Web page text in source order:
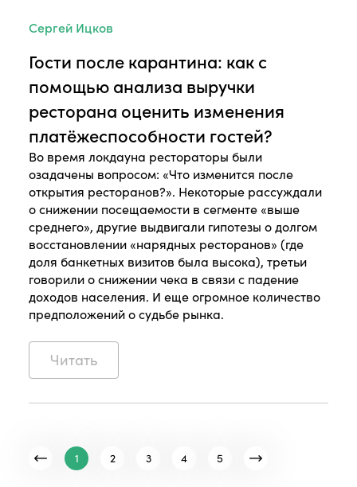
Сергей Ицков
Гости после карантина: как с
помощью анализа выручки
ресторана оценить изменения
платёжеспособности гостей?
Во время локдауна рестораторы были
озадачены вопросом: «Что изменится после
открытия ресторанов?». Некоторые рассуждали
о снижении посещаемости в сегменте «выше
среднего», другие выдвигали гипотезы о долгом
восстановлении «нарядных ресторанов» (где
доля банкетных визитов была высока), третьи
говорили о снижении чека в связи с падение
доходов населения. И еще огромное количество
предположений о судьбе рынка.
Читать
1 2 3 4 5